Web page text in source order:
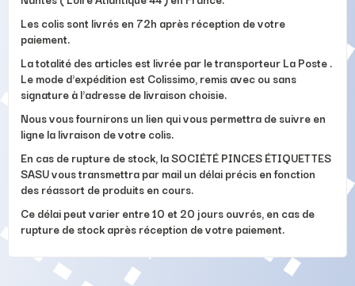
Les colis sont livrés en 72h après réception de votre
paiement.
La totalité des articles est livrée par le transporteur La Poste .
Le mode d'expédition est Colissimo, remis avec ou sans
signature à l'adresse de livraison choisie.
Nous vous fournirons un lien qui vous permettra de suivre en
ligne la livraison de votre colis.
En cas de rupture de stock, la SOCIÉTÉ PINCES ÉTIQUETTES
SASU vous transmettra par mail un délai précis en fonction
des réassort de produits en cours.
Ce délai peut varier entre 10 et 20 jours ouvrés, en cas de
rupture de stock après réception de votre paiement.